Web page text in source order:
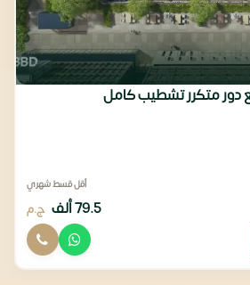
أقل قسط شهري
79.5 ألف ج.م